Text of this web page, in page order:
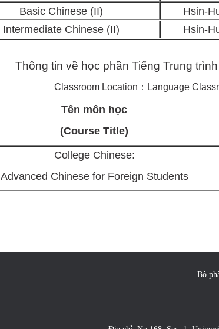
Basic Chinese (II)
Hsin-
Intermediate Chinese (II)
Hsin-
Thông tin về học phần Tiếng Trung
Classroom Location：Language
Tên môn học
(Course Title)
College Chinese:
Advanced Chinese for Foreign Students
Bộ